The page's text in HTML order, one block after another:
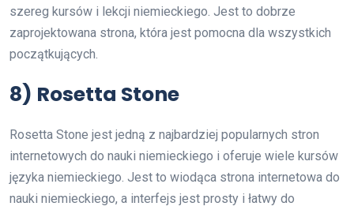
szereg kursów i lekcji niemieckiego. Jest to dobrze
zaprojektowana strona, która jest pomocna dla wszystkich
początkujących.
8) Rosetta Stone
Rosetta Stone jest jedną z najbardziej popularnych stron
internetowych do nauki niemieckiego i oferuje wiele kursów
języka niemieckiego. Jest to wiodąca strona internetowa do
nauki niemieckiego, a interfejs jest prosty i łatwy do